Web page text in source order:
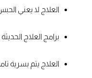
العلاج لا يعني الحبس
برامج العلاج الحديثة
العلاج يتم بسرية تامة